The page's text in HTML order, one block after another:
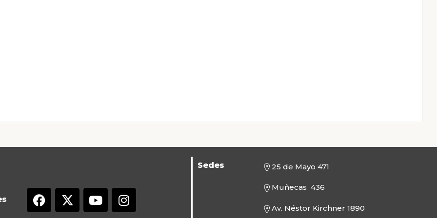
Sedes 25 de Mayo 471
Muñecas 436
Av. Néstor Kirchner 1890